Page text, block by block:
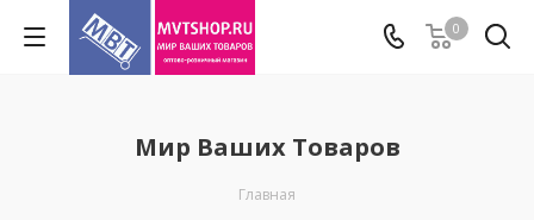
0
Мир Ваших Товаров
Главная